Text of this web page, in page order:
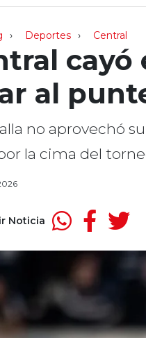
Deportes Central
cayó
al
no aprovechó
la cima del
Noticia